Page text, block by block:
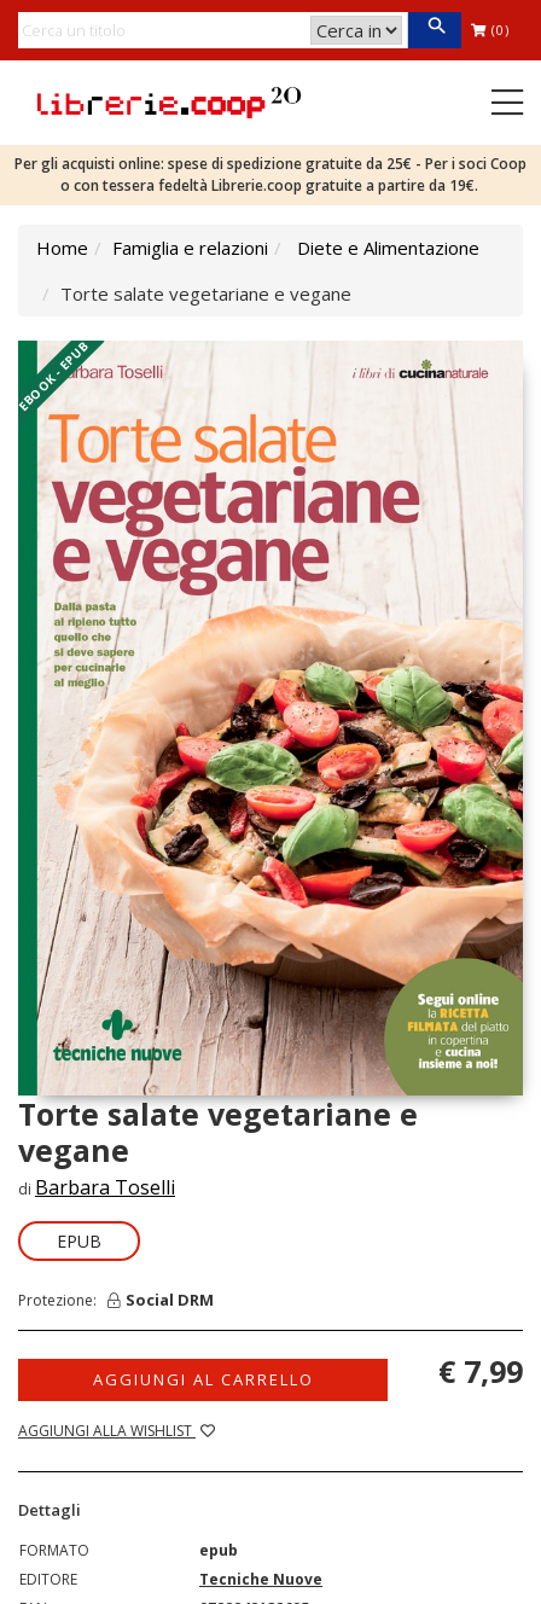
(0)
Per gli acquisti online: spese di spedizione gratuite da 25€ - Per i soci Coop
o con tessera fedeltà Librerie.coop gratuite a partire da 19€.
Home Famiglia e relazioni
Diete e Alimentazione
Torte salate vegetariane e vegane
EBOOK - EPUB
Torte salate vegetariane e
vegane
di Barbara Toselli
EPUB
Protezione: Social DRM
AGGIUNGI AL CARRELLO
AGGIUNGI ALLA WISHLIST
€ 7,99
Dettagli
FORMATO
epub
EDITORE
Tecniche Nuove